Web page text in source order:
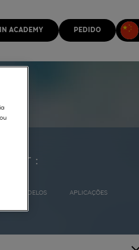
ACADEMY PEDIDO
por :
MODELOS APLICAÇÕES